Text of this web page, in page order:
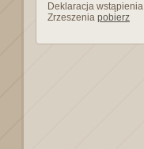
Deklaracja
Zrzeszenia pobierz